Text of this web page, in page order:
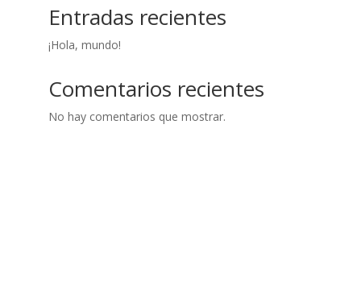
Entradas recientes
¡Hola, mundo!
Comentarios recientes
No hay comentarios que mostrar.